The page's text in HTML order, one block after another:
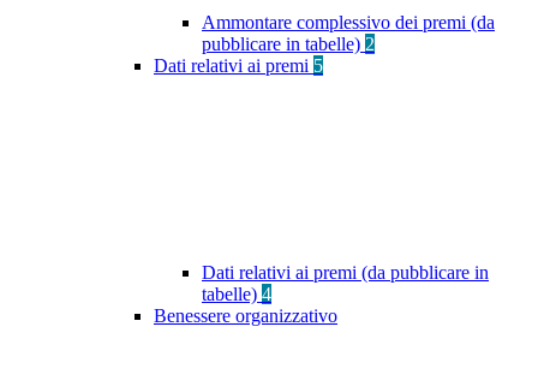
Ammontare complessivo dei premi (da
pubblicare in tabelle) 2
Dati relativi ai premi 5
Dati relativi ai premi (da pubblicare in
tabelle) 4
Benessere organizzativo